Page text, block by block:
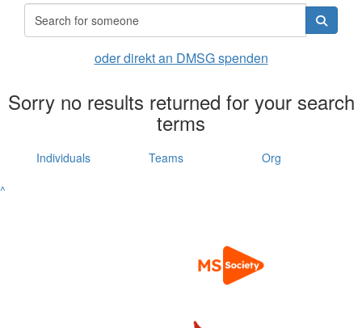
oder direkt an DMSG spenden
Sorry no results returned for your search
terms
Individuals Teams
Org
^